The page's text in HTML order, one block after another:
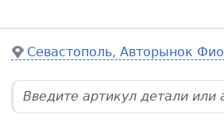
Севастополь, Авторынок